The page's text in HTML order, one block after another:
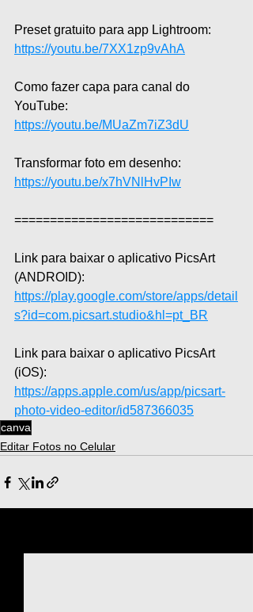
Preset gratuito para app Lightroom:
https://youtu.be/7XX1zp9vAhA
Como fazer capa para canal do
YouTube:
https://youtu.be/MUaZm7iZ3dU
Transformar foto em desenho:
https://youtu.be/x7hVNlHvPIw
============================
Link para baixar o aplicativo PicsArt
(ANDROID):
https://play.google.com/store/apps/detail
s?id=com.picsart.studio&hl=pt_BR
Link para baixar o aplicativo PicsArt
(iOS):
https://apps.apple.com/us/app/picsart-
photo-video-editor/id587366035
canva
Editar Fotos no Celular